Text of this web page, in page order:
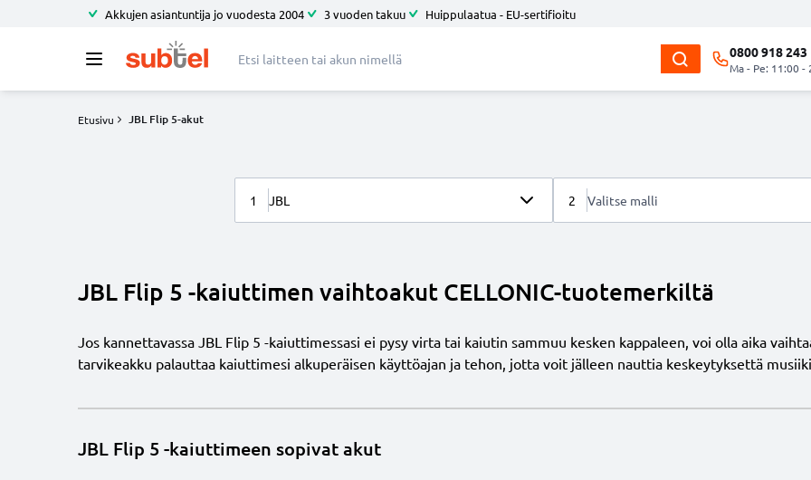
Akkujen asiantuntija jo vuodesta 2004 3 vuoden takuu Huippulaatua - EU-sertifioitu
0800 918 243
Ma - Pe: 11:00 -
Etusivu JBL Flip 5-akut
1 JBL 2 Valitse malli
JBL Flip 5 -kaiuttimen vaihtoakut CELLONIC-tuotemerkiltä
Jos kannettavassa JBL Flip 5 -kaiuttimessasi ei pysy virta tai kaiutin sammuu kesken kappaleen, voi olla aika
tarvikeakku palauttaa kaiuttimesi alkuperäisen käyttöajan ja tehon, jotta voit jälleen nauttia keskeytyksettä
JBL Flip 5 -kaiuttimeen sopivat akut